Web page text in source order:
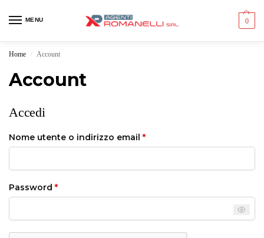
MENU 0
Home / Account
Account
Accedi
Nome utente o indirizzo email *
Password *